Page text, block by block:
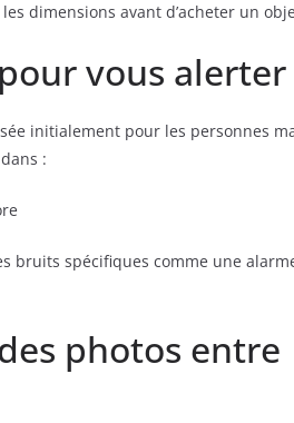
dimensions avant d’acheter un
vous alerter
initialement pour les personnes
:
bruits spécifiques comme une
photos entre